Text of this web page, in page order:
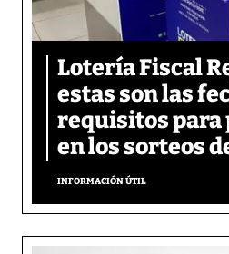
Lotería Fiscal
estas son las
requisitos
en los sorteos
INFORMACIÓN ÚTIL